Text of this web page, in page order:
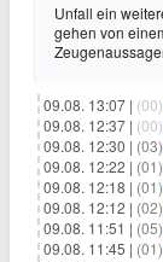
Unfall ein
gehen von
09.08. 13:07 | (00)
09.08. 12:37 | (00)
09.08. 12:30 | (03)
09.08. 12:22 | (01)
09.08. 12:18 | (01)
09.08. 12:12 | (02)
09.08. 11:51 | (05)
09.08. 11:45 | (01)